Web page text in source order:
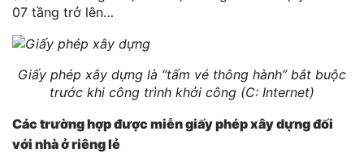
07 tầng trở lên…
Giấy phép xây dựng là “tấm vé thông hành” bắt buộc
trước khi công trình khởi công (C: Internet)
Các trường hợp được miễn giấy phép xây dựng đối
với nhà ở riêng lẻ